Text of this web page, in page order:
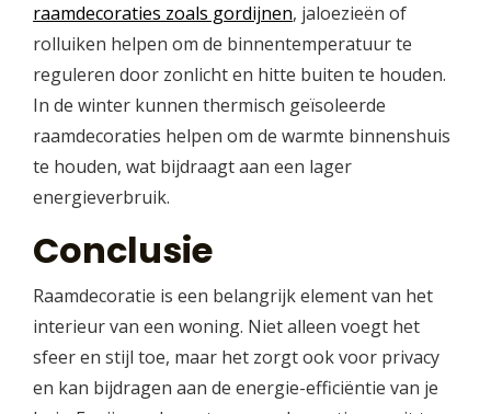
raamdecoraties zoals gordijnen, jaloezieën of
rolluiken helpen om de binnentemperatuur te
reguleren door zonlicht en hitte buiten te houden.
In de winter kunnen thermisch geïsoleerde
raamdecoraties helpen om de warmte binnenshuis
te houden, wat bijdraagt aan een lager
energieverbruik.
Conclusie
Raamdecoratie is een belangrijk element van het
interieur van een woning. Niet alleen voegt het
sfeer en stijl toe, maar het zorgt ook voor privacy
en kan bijdragen aan de energie-efficiëntie van je